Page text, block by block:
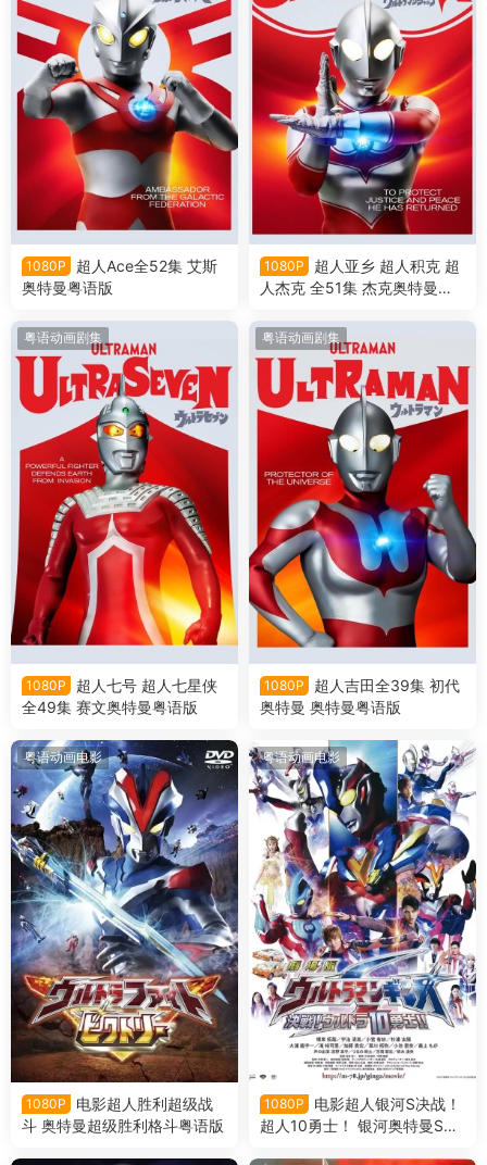
1080P
超人Ace全52集 艾斯
奥特曼粤语版
1080P
超人亚乡 超人积克 超
人杰克 全51集 杰克奥特曼粤
粤语动画剧集
1080P
超人七号 超人七星侠
全49集 赛文奥特曼粤语版
粤语动画剧集
1080P
超人吉田全39集 初代
奥特曼 奥特曼粤语版
粤语动画电影
1080P
电影超人胜利超级战
斗 奥特曼超级胜利格斗粤语版
粤语动画电影
1080P
电影超人银河S决战！
超人10勇士！ 银河奥特曼S决